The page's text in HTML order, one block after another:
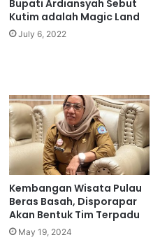
Bupati Ardiansyah Sebut
Kutim adalah Magic Land
July 6, 2022
Kembangan Wisata Pulau
Beras Basah, Disporapar
Akan Bentuk Tim Terpadu
May 19, 2024